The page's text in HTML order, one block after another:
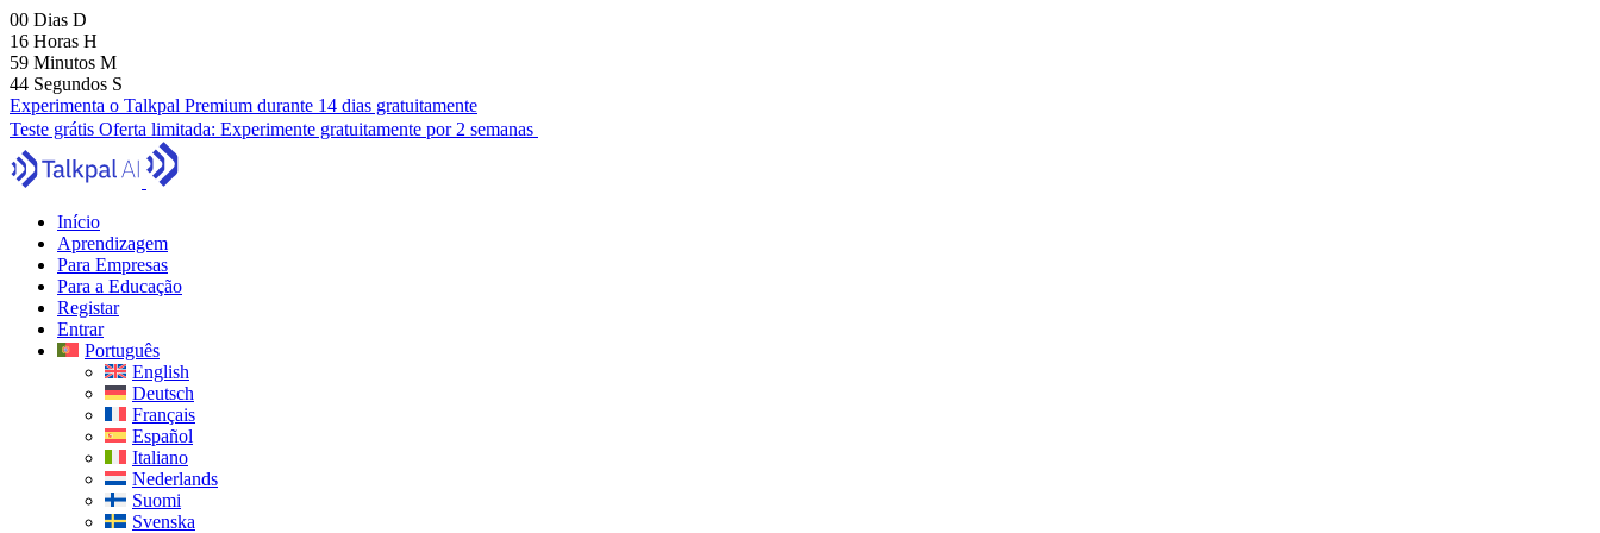
00 Dias D
16 Horas H
59 Minutos M
43 Segundos S
Experimenta o Talkpal Premium durante 14 dias gratuitamente
Teste grátis Oferta limitada: Experimente gratuitamente por 2 semanas
Início
Aprendizagem
Para Empresas
Para a Educação
Registar
Entrar
Português
English
Deutsch
Français
Español
Italiano
Nederlands
Suomi
Svenska